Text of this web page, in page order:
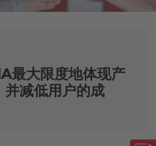
最大限度地体现产
并减低用户的成